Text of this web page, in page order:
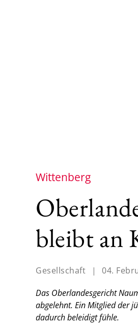
Wittenberg
bleibt an
Gesellschaft | 04.
Das Oberlandesgericht
abgelehnt. Ein Mitglied der
dadurch beleidigt fühle.